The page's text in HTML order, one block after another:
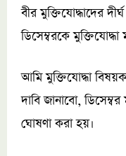
বীর মুক্তিযোদ্ধাদের
ডিসেম্বরকে
আমি মুক্তিযোদ্ধা
দাবি জানাবো,
ঘোষণা করা হয়।